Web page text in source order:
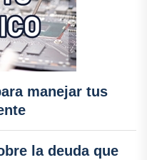
manejar tus
la deuda que